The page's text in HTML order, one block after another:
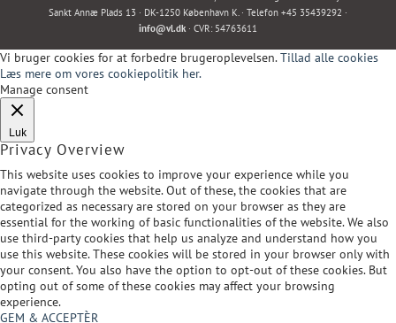
Sankt Annæ Plads 13 · DK-1250 København K. · Telefon +45 35439292 ·
info@vl.dk· CVR: 54763611
Vi bruger cookies for at forbedre brugeroplevelsen.Tillad alle cookies
Læs mere om vores cookiepolitik her.
Manage consent
Luk
Privacy Overview
This website uses cookies to improve your experience while you
navigate through the website. Out of these, the cookies that are
categorized as necessary are stored on your browser as they are
essential for the working of basic functionalities of the website. We also
use third-party cookies that help us analyze and understand how you
use this website. These cookies will be stored in your browser only with
your consent. You also have the option to opt-out of these cookies. But
opting out of some of these cookies may affect your browsing
experience.
GEM & ACCEPTÈR